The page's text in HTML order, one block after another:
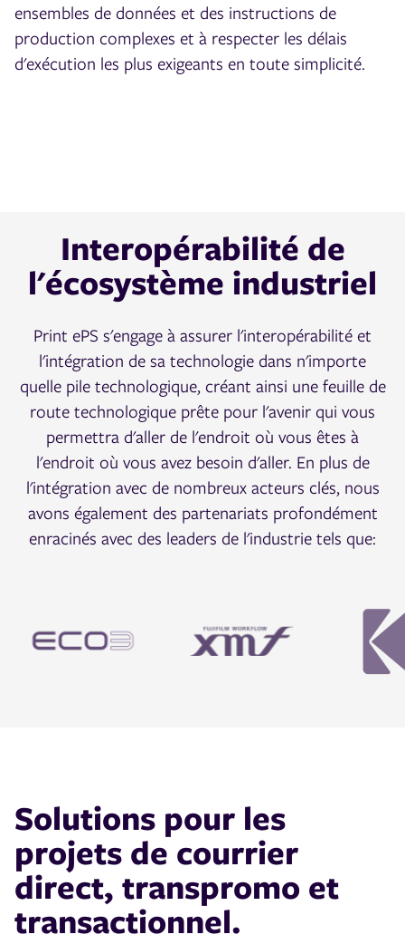
ensembles de données et des instructions de
production complexes et à respecter les délais
d'exécution les plus exigeants en toute simplicité.
Interopérabilité de
l'écosystème industriel
Print ePS s'engage à assurer l'interopérabilité et
l'intégration de sa technologie dans n'importe
quelle pile technologique, créant ainsi une feuille de
route technologique prête pour l'avenir qui vous
permettra d'aller de l'endroit où vous êtes à
l'endroit où vous avez besoin d'aller. En plus de
l'intégration avec de nombreux acteurs clés, nous
avons également des partenariats profondément
enracinés avec des leaders de l'industrie tels que:
Solutions pour les
projets de courrier
direct, transpromo et
transactionnel.